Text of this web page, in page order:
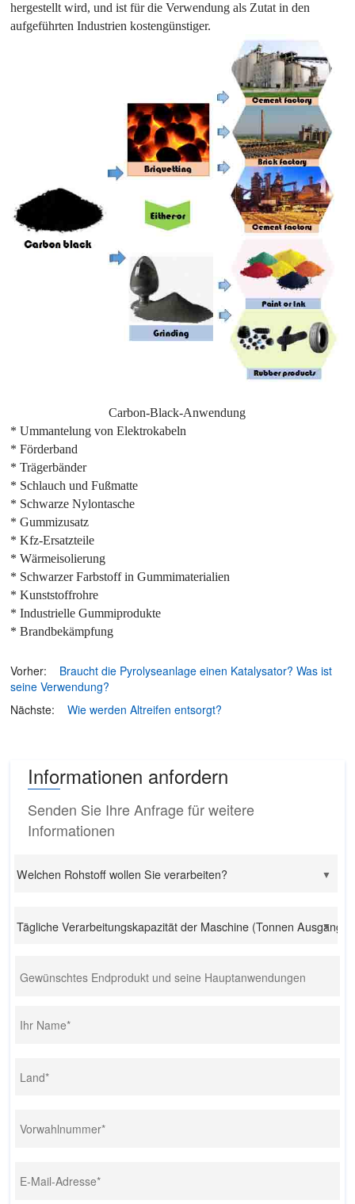
hergestellt wird, und ist für die Verwendung als Zutat in den
aufgeführten Industrien kostengünstiger.
Carbon-Black-Anwendung
* Ummantelung von Elektrokabeln
* Förderband
* Trägerbänder
* Schlauch und Fußmatte
* Schwarze Nylontasche
* Gummizusatz
* Kfz-Ersatzteile
* Wärmeisolierung
* Schwarzer Farbstoff in Gummimaterialien
* Kunststoffrohre
* Industrielle Gummiprodukte
* Brandbekämpfung
Vorher:
Braucht die Pyrolyseanlage einen Katalysator? Was ist
seine Verwendung?
Nächste:
Wie werden Altreifen entsorgt?
Informationen anfordern
Senden Sie Ihre Anfrage für weitere
Informationen